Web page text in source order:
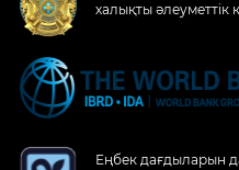
халықты әлеуметтік
Еңбек дағдыларын